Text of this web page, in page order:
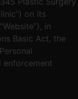
on its
in
Basic Act, the
enforcement